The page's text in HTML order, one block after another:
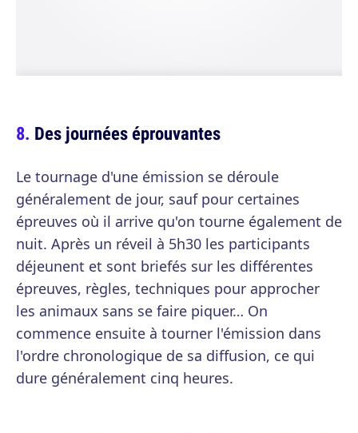
Des journées éprouvantes
Le tournage d'une émission se déroule
généralement de jour, sauf pour certaines
épreuves où il arrive qu'on tourne également de
nuit. Après un réveil à 5h30 les participants
déjeunent et sont briefés sur les différentes
épreuves, règles, techniques pour approcher
les animaux sans se faire piquer… On
commence ensuite à tourner l'émission dans
l'ordre chronologique de sa diffusion, ce qui
dure généralement cinq heures.